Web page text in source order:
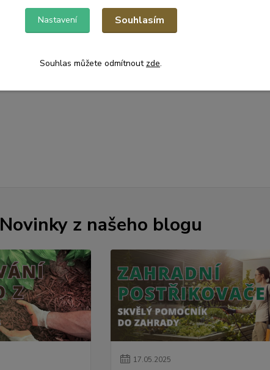
Novinky z našeho blogu
17.05.2025
Nastavení Souhlasím
Souhlas můžete odmítnout zde.